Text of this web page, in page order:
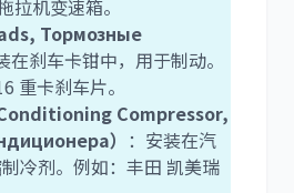
拉机变速箱。
Тормозные
在刹车卡钳中，用于制动。
重卡刹车片。
Compressor,
） ：安装在汽
冷剂。例如：丰田 凯美瑞